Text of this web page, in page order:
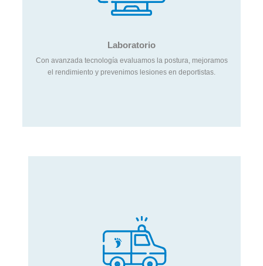
Laboratorio
Con avanzada tecnología evaluamos la postura, mejoramos
el rendimiento y prevenimos lesiones en deportistas.
Con avanzada tecnología evaluamos la postura, mejoramos
el rendimiento y prevenimos lesiones en deportistas.
Unidades Móviles
Contamos con servicio móvil de estudios y consultas en